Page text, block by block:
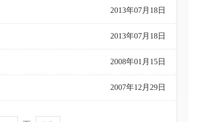
2013年07月18日
2013年07月18日
2008年01月15日
2007年12月29日